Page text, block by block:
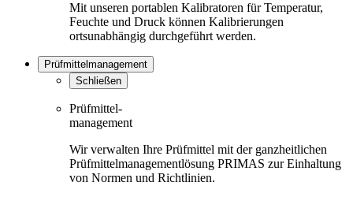
Mit unseren portablen Kalibratoren für Temperatur,
Feuchte und Druck können Kalibrierungen
ortsunabhängig durchgeführt werden.
Prüfmittelmanagement
Schließen
Prüfmittel-
management
Wir verwalten Ihre Prüfmittel mit der ganzheitlichen
Prüfmittelmanagementlösung PRIMAS zur Einhaltung
von Normen und Richtlinien.